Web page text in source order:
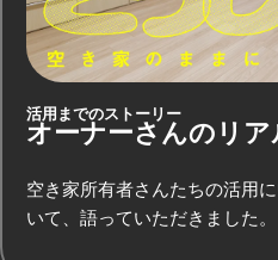
活用までのストーリー
オーナーさんのリア
空き家所有者さんたちの活用
いて、語っていただきました。
5
6
7